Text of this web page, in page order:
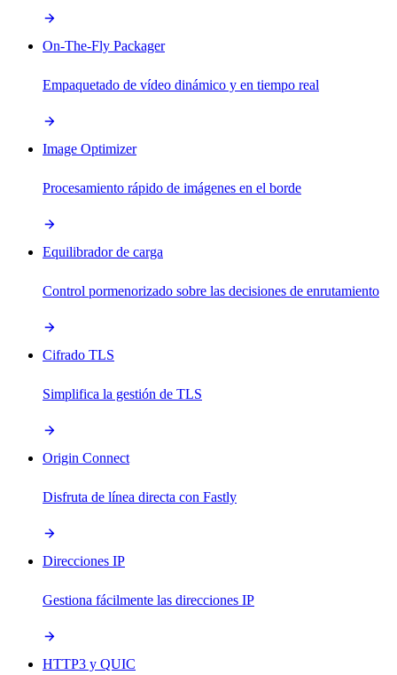
On-The-Fly Packager
Empaquetado de vídeo dinámico y en tiempo real
Image Optimizer
Procesamiento rápido de imágenes en el borde
Equilibrador de carga
Control pormenorizado sobre las decisiones de enrutamiento
Cifrado TLS
Simplifica la gestión de TLS
Origin Connect
Disfruta de línea directa con Fastly
Direcciones IP
Gestiona fácilmente las direcciones IP
HTTP3 y QUIC